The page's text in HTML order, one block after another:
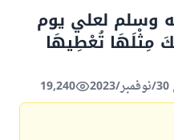
وسلم لعلي يوم
مِثْلَهَا تُعْطِيهَا
19,240